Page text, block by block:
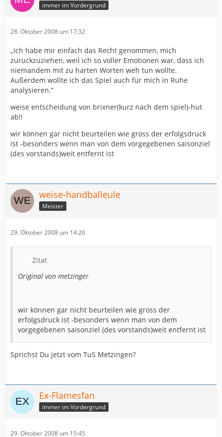
immer im Vordergrund
28. Oktober 2008 um 17:32
„Ich habe mir einfach das Recht genommen, mich
zurückzuziehen, weil ich so voller Emotionen war, dass ich
niemandem mit zu harten Worten weh tun wollte.
Außerdem wollte ich das Spiel auch für mich in Ruhe
analysieren.“
weise entscheidung von brixner(kurz nach dem spiel)-hut
ab!!
wir können gar nicht beurteilen wie gross der erfolgsdruck
ist -besonders wenn man von dem vorgegebenen saisonziel
(des vorstands)weit entfernt ist
weise-handballeule
Meister
29. Oktober 2008 um 14:26
Zitat
Original von metzinger
wir können gar nicht beurteilen wie gross der
erfolgsdruck ist -besonders wenn man von dem
vorgegebenen saisonziel (des vorstands)weit entfernt ist
Sprichst Du jetzt vom TuS Metzingen?
Ex-Flamesfan
immer im Vordergrund
29. Oktober 2008 um 15:45